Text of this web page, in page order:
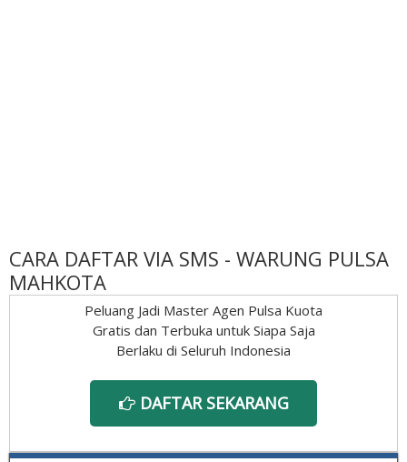
CARA DAFTAR VIA SMS - WARUNG PULSA
MAHKOTA
Peluang Jadi Master Agen Pulsa Kuota
Gratis dan Terbuka untuk Siapa Saja
Berlaku di Seluruh Indonesia
DAFTAR SEKARANG